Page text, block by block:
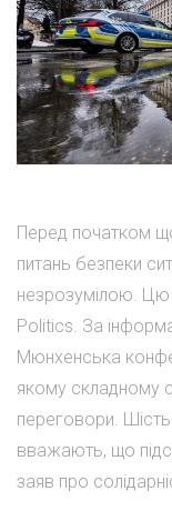
Перед початком
питань безпеки
незрозумілою. Цю
Politics. За
Мюнхенська
якому складному
переговори.
вважають, що
заяв про